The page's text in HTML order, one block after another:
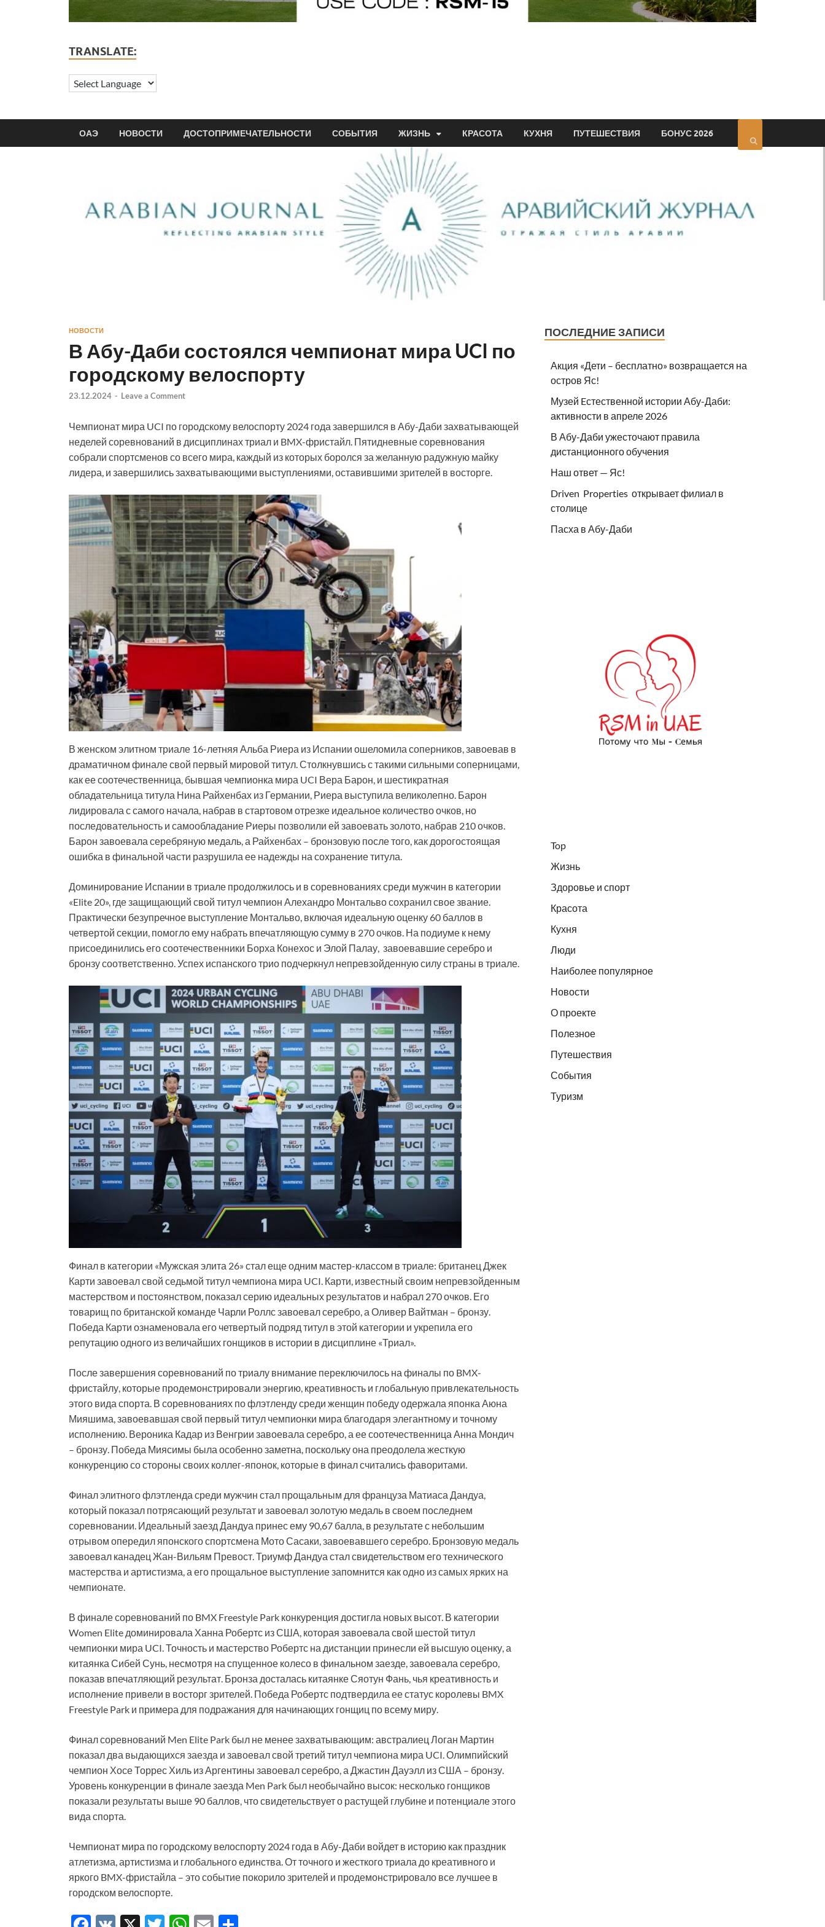
TRANSLATE:
ОАЭ НОВОСТИ ДОСТОПРИМЕЧАТЕЛЬНОСТИ СОБЫТИЯ ЖИЗНЬ КРАСОТА КУХНЯ ПУТЕШЕСТВИЯ БОНУС 2026
НОВОСТИ
В Абу-Даби состоялся чемпионат мира UCI по
городскому велоспорту
23.12.2024 - Leave a Comment
Чемпионат мира UCI по городскому велоспорту 2024 года завершился в Абу-Даби захватывающей
неделей соревнований в дисциплинах триал и BMX-фристайл. Пятидневные соревнования
собрали спортсменов со всего мира, каждый из которых боролся за желанную радужную майку
лидера, и завершились захватывающими выступлениями, оставившими зрителей в восторге.
В женском элитном триале 16-летняя Альба Риера из Испании ошеломила соперников, завоевав в
драматичном финале свой первый мировой титул. Столкнувшись с такими сильными соперницами,
как ее соотечественница, бывшая чемпионка мира UCI Вера Барон, и шестикратная
обладательница титула Нина Райхенбах из Германии, Риера выступила великолепно. Барон
лидировала с самого начала, набрав в стартовом отрезке идеальное количество очков, но
последовательность и самообладание Риеры позволили ей завоевать золото, набрав 210 очков.
Барон завоевала серебряную медаль, а Райхенбах – бронзовую после того, как дорогостоящая
ошибка в финальной части разрушила ее надежды на сохранение титула.
Доминирование Испании в триале продолжилось и в соревнованиях среди мужчин в категории
«Elite 20», где защищающий свой титул чемпион Алехандро Монтальво сохранил свое звание.
Практически безупречное выступление Монтальво, включая идеальную оценку 60 баллов в
четвертой секции, помогло ему набрать впечатляющую сумму в 270 очков. На подиуме к нему
присоединились его соотечественники Борха Конехос и Элой Палау, завоевавшие серебро и
бронзу соответственно. Успех испанского трио подчеркнул непревзойденную силу страны в триале.
Финал в категории «Мужская элита 26» стал еще одним мастер-классом в триале: британец Джек
Карти завоевал свой седьмой титул чемпиона мира UCI. Карти, известный своим непревзойденным
мастерством и постоянством, показал серию идеальных результатов и набрал 270 очков. Его
товарищ по британской команде Чарли Роллс завоевал серебро, а Оливер Вайтман – бронзу.
Победа Карти ознаменовала его четвертый подряд титул в этой категории и укрепила его
репутацию одного из величайших гонщиков в истории в дисциплине «Триал».
После завершения соревнований по триалу внимание переключилось на финалы по BMX-
фристайлу, которые продемонстрировали энергию, креативность и глобальную привлекательность
этого вида спорта. В соревнованиях по флэтленду среди женщин победу одержала японка Аюна
Мияшима, завоевавшая свой первый титул чемпионки мира благодаря элегантному и точному
исполнению. Вероника Кадар из Венгрии завоевала серебро, а ее соотечественница Анна Мондич
– бронзу. Победа Миясимы была особенно заметна, поскольку она преодолела жесткую
конкуренцию со стороны своих коллег-японок, которые в финал считались фаворитами.
Финал элитного флэтленда среди мужчин стал прощальным для француза Матиаса Дандуа,
который показал потрясающий результат и завоевал золотую медаль в своем последнем
соревновании. Идеальный заезд Дандуа принес ему 90,67 балла, в результате с небольшим
отрывом опередил японского спортсмена Мото Сасаки, завоевавшего серебро. Бронзовую медаль
завоевал канадец Жан-Вильям Превост. Триумф Дандуа стал свидетельством его технического
мастерства и артистизма, а его прощальное выступление запомнится как одно из самых ярких на
чемпионате.
В финале соревнований по BMX Freestyle Park конкуренция достигла новых высот. В категории
Women Elite доминировала Ханна Робертс из США, которая завоевала свой шестой титул
чемпионки мира UCI. Точность и мастерство Робертс на дистанции принесли ей высшую оценку, а
китаянка Сибей Сунь, несмотря на спущенное колесо в финальном заезде, завоевала серебро,
показав впечатляющий результат. Бронза досталась китаянке Сяотун Фань, чья креативность и
исполнение привели в восторг зрителей. Победа Робертс подтвердила ее статус королевы BMX
Freestyle Park и примера для подражания для начинающих гонщиц по всему миру.
Финал соревнований Men Elite Park был не менее захватывающим: австралиец Логан Мартин
показал два выдающихся заезда и завоевал свой третий титул чемпиона мира UCI. Олимпийский
чемпион Хосе Торрес Хиль из Аргентины завоевал серебро, а Джастин Дауэлл из США – бронзу.
Уровень конкуренции в финале заезда Men Park был необычайно высок: несколько гонщиков
показали результаты выше 90 баллов, что свидетельствует о растущей глубине и потенциале этого
вида спорта.
Чемпионат мира по городскому велоспорту 2024 года в Абу-Даби войдет в историю как праздник
атлетизма, артистизма и глобального единства. От точного и жесткого триала до креативного и
яркого BMX-фристайла – это событие покорило зрителей и продемонстрировало все лучшее в
городском велоспорте.
ПОСЛЕДНИЕ ЗАПИСИ
Акция «Дети – бесплатно» возвращается на
остров Яс!
Музей Eстественной истории Абу-Даби:
активности в апреле 2026
В Абу-Даби ужесточают правила
дистанционного обучения
Наш ответ — Яс!
Driven Properties открывает филиал в
столице
Пасха в Абу-Даби
Top
Жизнь
Здоровье и спорт
Красота
Кухня
Люди
Наиболее популярное
Новости
О проекте
Полезное
Путешествия
События
Туризм